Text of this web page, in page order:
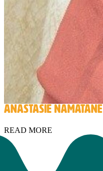
ANASTASIE NAMATANE
READ MORE